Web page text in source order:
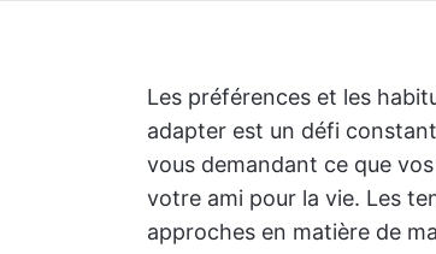
Les préférences et les
adapter est un défi
vous demandant ce que
votre ami pour la vie. Les
approches en matière de